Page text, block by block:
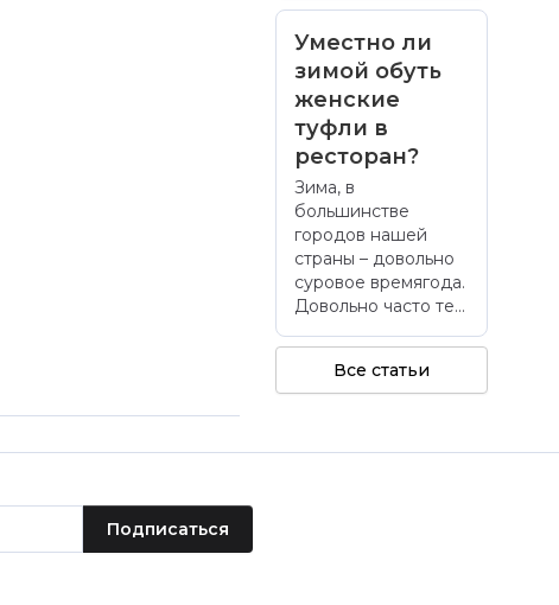
Уместно ли
зимой обуть
женские
туфли в
ресторан?
Зима, в
большинстве
городов нашей
страны – довольно
суровое времягода.
Довольно часто те...
Все статьи
Подписаться